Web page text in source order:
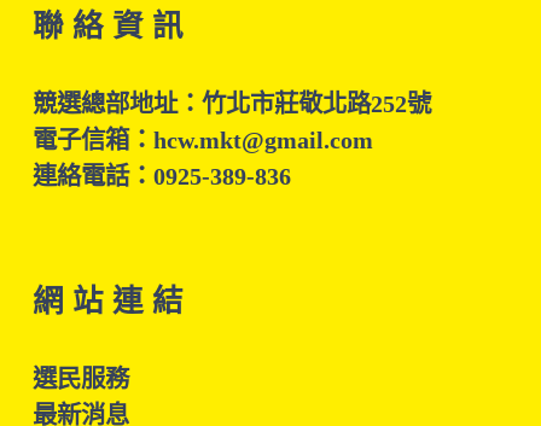
聯 絡 資 訊
競選總部地址：竹北市莊敬北路252號
電子信箱：hcw.mkt@gmail.com
連絡電話：0925-389-836
網 站 連 結
選民服務
最新消息